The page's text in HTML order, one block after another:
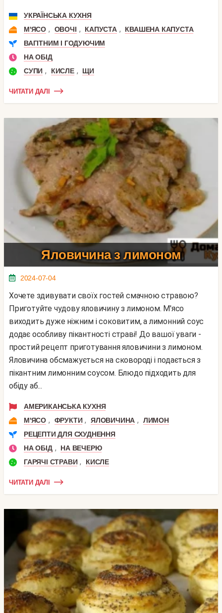
УКРАЇНСЬКА КУХНЯ
М'ЯСО , ОВОЧІ , КАПУСТА ,
КВАШЕНА КАПУСТА
ВАГІТНИМ І ГОДУЮЧИМ
НА ОБІД
СУПИ , КИСЛЕ , ЩИ
ЧИТАТИ ДАЛІ
Яловичина з лимоном
2024-07-04
Хочете здивувати своїх гостей смачною стравою?
Приготуйте чудову яловичину з лимоном. М'ясо
виходить дуже ніжним і соковитим, а лимонний соус
додає особливу пікантності страві! До вашої уваги -
простий рецепт приготування яловичини з лимоном.
Яловичина обсмажується на сковороді і подається з
пікантним лимонним соусом. Блюдо підходить для
обіду аб...
АМЕРИКАНСЬКА КУХНЯ
М'ЯСО , ФРУКТИ , ЯЛОВИЧИНА ,
ЛИМОН
РЕЦЕПТИ ДЛЯ СХУДНЕННЯ
НА ОБІД ,
НА ВЕЧЕРЮ
ГАРЯЧІ СТРАВИ , КИСЛЕ
ЧИТАТИ ДАЛІ